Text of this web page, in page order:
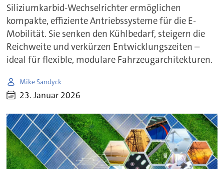
Siliziumkarbid-Wechselrichter ermöglichen
kompakte, effiziente Antriebssysteme für die E-
Mobilität. Sie senken den Kühlbedarf, steigern die
Reichweite und verkürzen Entwicklungszeiten –
ideal für flexible, modulare Fahrzeugarchitekturen.
Mike Sandyck
23. Januar 2026